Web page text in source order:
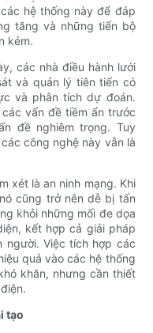
hệ thống này để đáp
tăng và những tiến bộ
kém.
các nhà điều hành lưới
và quản lý tiên tiến có
và phân tích dự đoán.
vấn đề tiềm ẩn trước
đề nghiêm trọng. Tuy
công nghệ này vẫn là
xét là an ninh mạng. Khi
cũng trở nên dễ bị tấn
khỏi những mối đe dọa
kết hợp cả giải pháp
người. Việc tích hợp các
quả vào các hệ thống
khăn, nhưng cần thiết
tạo